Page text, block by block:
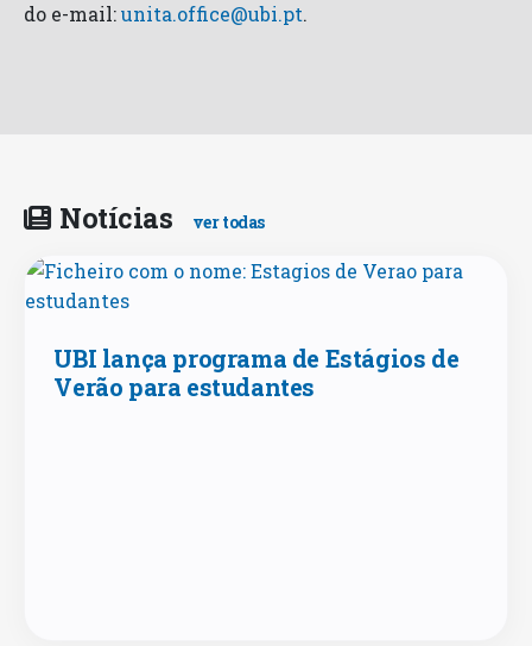
do e-mail:unita.office@ubi.pt.
Notícias ver todas
UBI lança programa de Estágios de
Verão para estudantes